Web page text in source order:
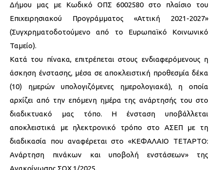
Δήμου μας με Κωδικό ΟΠΣ 6002580 στο πλαίσιο του
Επιχειρησιακού Προγράμματος «Αττική 2021-2027»
(Συγχρηματοδοτούμενο από το Ευρωπαϊκό Κοινωνικό
Ταμείο).
Κατά του πίνακα, επιτρέπεται στους ενδιαφερόμενους η
άσκηση ένστασης, μέσα σε αποκλειστική προθεσμία δέκα
(10) ημερών υπολογιζόμενες ημερολογιακά), η οποία
αρχίζει από την επόμενη ημέρα της ανάρτησής του στο
διαδικτυακό μας τόπο. Η ένσταση υποβάλλεται
αποκλειστικά με ηλεκτρονικό τρόπο στο ΑΣΕΠ με τη
διαδικασία που αναφέρεται στο «ΚΕΦΑΛΑΙΟ ΤΕΤΑΡΤΟ:
Ανάρτηση πινάκων και υποβολή ενστάσεων» της
Ανακοίνωσης ΣΟΧ 1/2025.